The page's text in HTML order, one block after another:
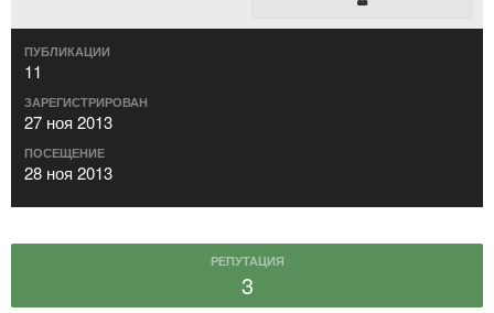
ПУБЛИКАЦИИ
11
ЗАРЕГИСТРИРОВАН
27 ноя 2013
ПОСЕЩЕНИЕ
28 ноя 2013
РЕПУТАЦИЯ
3